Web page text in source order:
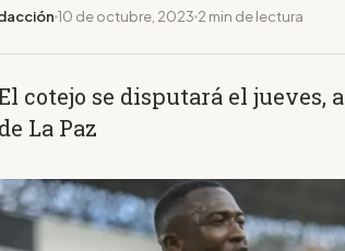
10 de octubre, 2023 2 min de lectura
cotejo se disputará el jueves,
de La Paz